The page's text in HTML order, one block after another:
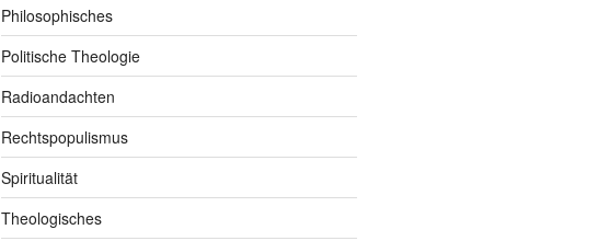
Philosophisches
Politische Theologie
Radioandachten
Rechtspopulismus
Spiritualität
Theologisches